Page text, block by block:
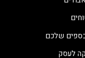
שלכם
לעסק